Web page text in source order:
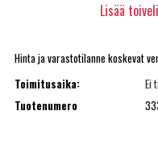
Lisää
Hinta ja varastotilanne koskevat
Toimitusaika:
Ei
Tuotenumero